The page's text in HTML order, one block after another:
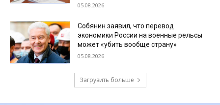
05.08.2026
Собянин заявил, что перевод
экономики России на военные рельсы
может «убить вообще страну»
05.08.2026
Загрузить больше